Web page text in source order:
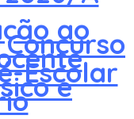
ao
Escolar
e